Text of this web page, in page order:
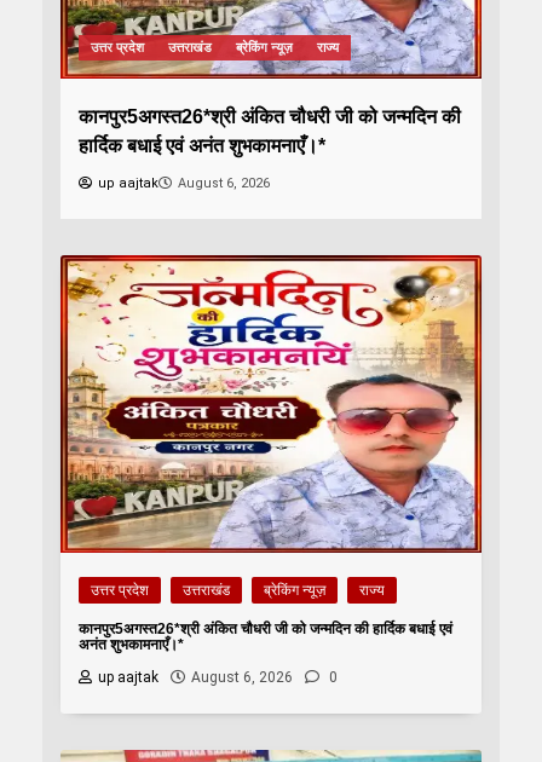
उत्तर प्रदेश उत्तराखंड ब्रेकिंग न्यूज़ राज्य
कानपुर5अगस्त26*श्री अंकित चौधरी जी को जन्मदिन की
हार्दिक बधाई एवं अनंत शुभकामनाएँ।*
up aajtak August 6, 2026
उत्तर प्रदेश उत्तराखंड ब्रेकिंग न्यूज़ राज्य
कानपुर5अगस्त26*श्री अंकित चौधरी जी को जन्मदिन की हार्दिक बधाई एवं
अनंत शुभकामनाएँ।*
up aajtak
August 6, 2026 0